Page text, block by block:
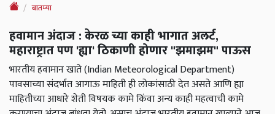
बातम्या
हवामान अंदाज : केरळ च्या काही भागात अलर्ट,
महाराष्ट्रात पण 'ह्या' ठिकाणी होणार "झमाझम" पाऊस
भारतीय हवामान खाते (Indian Meteorological Department)
पावसाच्या संदर्भात आगाऊ माहिती ही लोकांसाठी देत असते आणि ह्या
माहितीच्या आधारे शेती विषयक कामे किंवा अन्य काही महत्वाची कामे